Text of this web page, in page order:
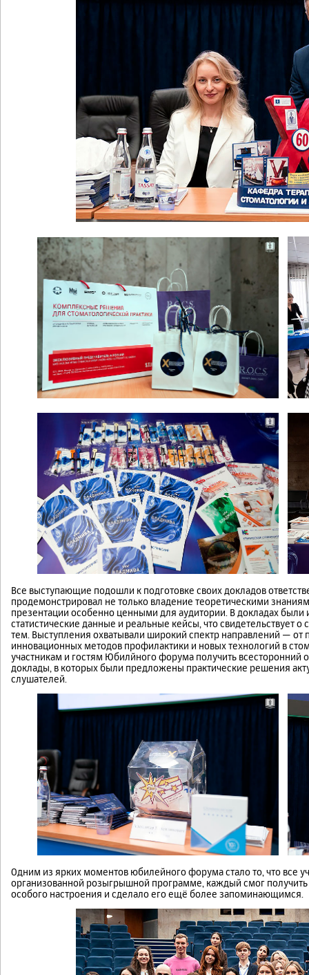
Все выступающие подошли к подготовке своих докладов
продемонстрировал не только владение теоретическими
презентации особенно ценными для аудитории. В докладах
статистические данные и реальные кейсы, что свидетельствует
тем. Выступления охватывали широкий спектр направлений — от
инновационных методов профилактики и новых технологий в
участникам и гостям Юбилйного форума получить
доклады, в которых были предложены практические решения
слушателей.
Одним из ярких моментов юбилейного форума стало то, что все
организованной розыгрышной программе, каждый смог
особого настроения и сделало его ещё более запоминающимся.